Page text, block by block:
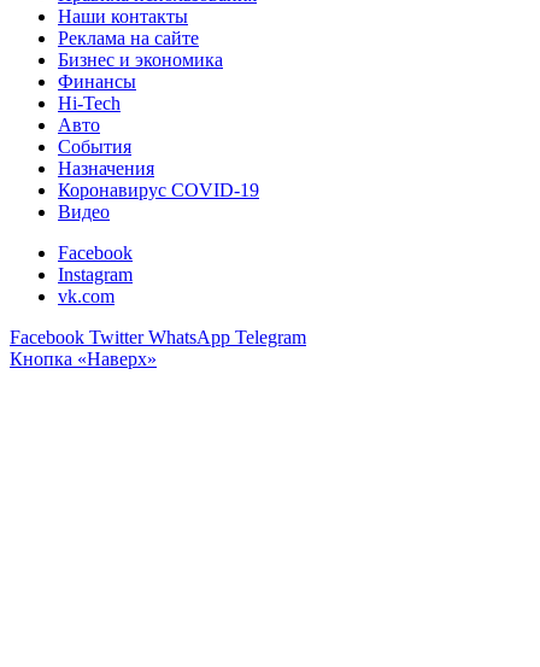
Наши контакты
Реклама на сайте
Бизнес и экономика
Финансы
Hi-Tech
Авто
События
Назначения
Коронавирус COVID-19
Видео
Facebook
Instagram
vk.com
Facebook Twitter WhatsApp Telegram
Кнопка «Наверх»